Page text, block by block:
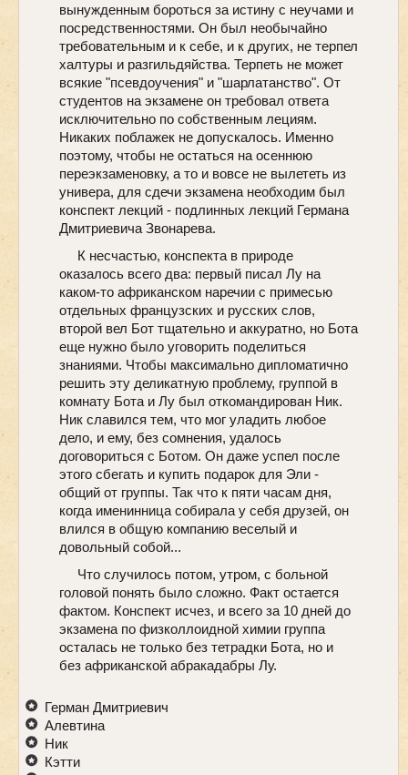
вынужденным бороться за истину с неучами и
посредственностями. Он был необычайно
требовательным и к себе, и к других, не терпел
халтуры и разгильдяйства. Терпеть не может
всякие "псевдоучения" и "шарлатанство". От
студентов на экзамене он требовал ответа
исключительно по собственным лециям.
Никаких поблажек не допускалось. Именно
поэтому, чтобы не остаться на осеннюю
переэкзаменовку, а то и вовсе не вылететь из
универа, для сдечи экзамена необходим был
конспект лекций - подлинных лекций Германа
Дмитриевича Звонарева.
К несчастью, конспекта в природе
оказалось всего два: первый писал Лу на
каком-то африканском наречии с примесью
отдельных французских и русских слов,
второй вел Бот тщательно и аккуратно, но Бота
еще нужно было уговорить поделиться
знаниями. Чтобы максимально дипломатично
решить эту деликатную проблему, группой в
комнату Бота и Лу был откомандирован Ник.
Ник славился тем, что мог уладить любое
дело, и ему, без сомнения, удалось
договориться с Ботом. Он даже успел после
этого сбегать и купить подарок для Эли -
общий от группы. Так что к пяти часам дня,
когда именинница собирала у себя друзей, он
влился в общую компанию веселый и
довольный собой...
Что случилось потом, утром, с больной
головой понять было сложно. Факт остается
фактом. Конспект исчез, и всего за 10 дней до
экзамена по физколлоидной химии группа
осталась не только без тетрадки Бота, но и
без африканской абракадабры Лу.
Герман Дмитриевич
Алевтина
Ник
Кэтти